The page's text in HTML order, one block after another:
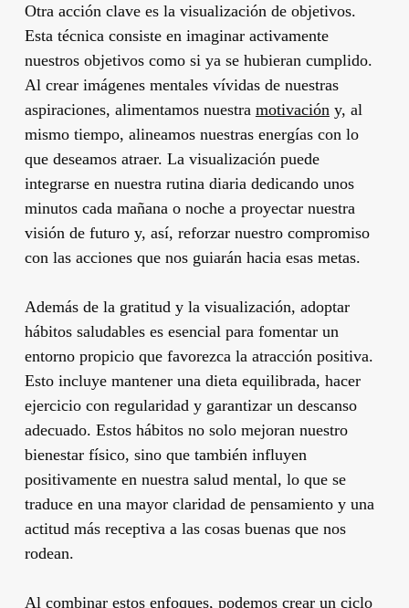
Otra acción clave es la visualización de objetivos.
Esta técnica consiste en imaginar activamente
nuestros objetivos como si ya se hubieran cumplido.
Al crear imágenes mentales vívidas de nuestras
aspiraciones, alimentamos nuestra motivación y, al
mismo tiempo, alineamos nuestras energías con lo
que deseamos atraer. La visualización puede
integrarse en nuestra rutina diaria dedicando unos
minutos cada mañana o noche a proyectar nuestra
visión de futuro y, así, reforzar nuestro compromiso
con las acciones que nos guiarán hacia esas metas.
Además de la gratitud y la visualización, adoptar
hábitos saludables es esencial para fomentar un
entorno propicio que favorezca la atracción positiva.
Esto incluye mantener una dieta equilibrada, hacer
ejercicio con regularidad y garantizar un descanso
adecuado. Estos hábitos no solo mejoran nuestro
bienestar físico, sino que también influyen
positivamente en nuestra salud mental, lo que se
traduce en una mayor claridad de pensamiento y una
actitud más receptiva a las cosas buenas que nos
rodean.
Al combinar estos enfoques, podemos crear un ciclo